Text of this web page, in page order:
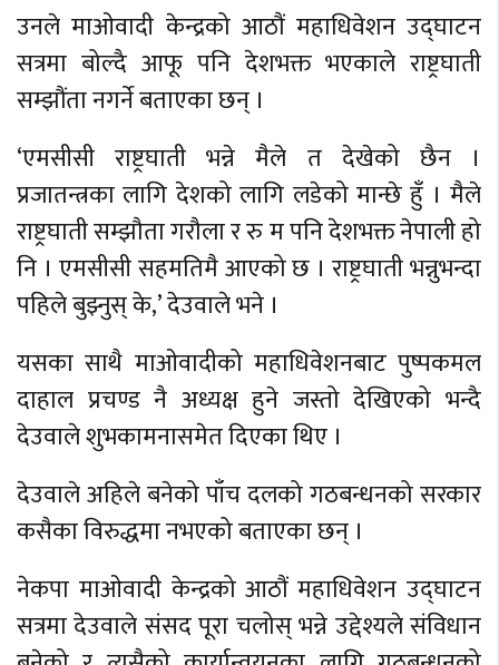
उनले माओवादी केन्द्रको आठौं महाधिवेशन उद्घाटन
सत्रमा बोल्दै आफू पनि देशभक्त भएकाले राष्ट्रघाती
सम्झौंता नगर्ने बताएका छन् ।
‘एमसीसी राष्ट्रघाती भन्ने मैले त देखेको छैन ।
प्रजातन्त्रका लागि देशको लागि लडेको मान्छे हुँ । मैले
राष्ट्रघाती सम्झौता गरौला र रु म पनि देशभक्त नेपाली हो
नि । एमसीसी सहमतिमै आएको छ । राष्ट्रघाती भन्नुभन्दा
पहिले बुझ्नुस् के,’ देउवाले भने ।
यसका साथै माओवादीको महाधिवेशनबाट पुष्पकमल
दाहाल प्रचण्ड नै अध्यक्ष हुने जस्तो देखिएको भन्दै
देउवाले शुभकामनासमेत दिएका थिए ।
देउवाले अहिले बनेको पाँच दलको गठबन्धनको सरकार
कसैका विरुद्धमा नभएको बताएका छन् ।
नेकपा माओवादी केन्द्रको आठौं महाधिवेशन उद्घाटन
सत्रमा देउवाले संसद पूरा चलोस् भन्ने उद्देश्यले संविधान